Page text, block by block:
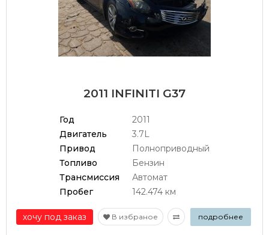
2011 INFINITI G37
Год
2011
Двигатель
3.7L
Привод
Полноприводный
Топливо
Бензин
Трансмиссия
Автомат
Пробег
142.474 км
хочу под заказ В избраное подробнее